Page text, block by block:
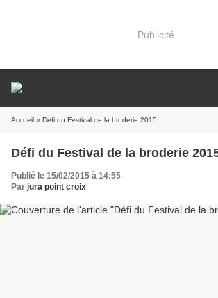
Publicité
Accueil » Défi du Festival de la broderie 2015
Défi du Festival de la broderie
Publié le 15/02/2015 à 14:55
Par jura point croix